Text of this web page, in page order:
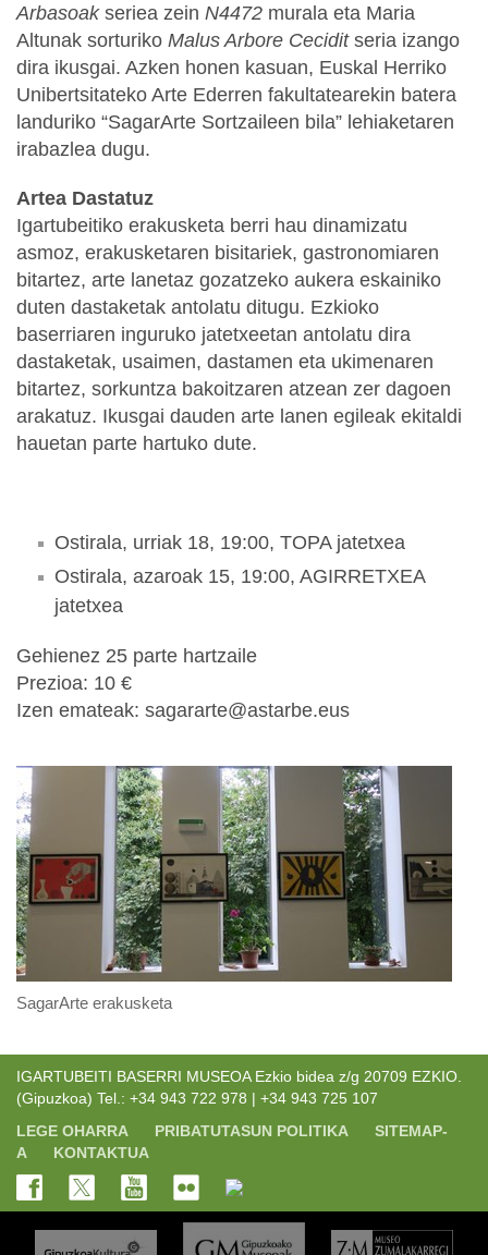
Arbasoakseriea zein N4472 murala eta Maria
Altunak sorturiko Malus Arbore Ceciditseria izango
dira ikusgai. Azken honen kasuan, Euskal Herriko
Unibertsitateko Arte Ederren fakultatearekin batera
landuriko “SagarArte Sortzaileen bila” lehiaketaren
irabazlea dugu.
Artea Dastatuz
Igartubeitiko erakusketa berri hau dinamizatu
asmoz, erakusketaren bisitariek, gastronomiaren
bitartez, arte lanetaz gozatzeko aukera eskainiko
duten dastaketak antolatu ditugu. Ezkioko
baserriaren inguruko jatetxeetan antolatu dira
dastaketak, usaimen, dastamen eta ukimenaren
bitartez, sorkuntza bakoitzaren atzean zer dagoen
arakatuz. Ikusgai dauden arte lanen egileak ekitaldi
hauetan parte hartuko dute.
Ostirala, urriak 18, 19:00, TOPA jatetxea
Ostirala, azaroak 15, 19:00, AGIRRETXEA
jatetxea
Gehienez 25 parte hartzaile
Prezioa: 10 €
Izen emateak: sagararte@astarbe.eus
SagarArte erakusketa
IGARTUBEITI BASERRI MUSEOA Ezkio bidea z/g 20709 EZKIO.
(Gipuzkoa) Tel.: +34 943 722 978 | +34 943 725 107
LEGE OHARRA
PRIBATUTASUN POLITIKA
SITEMAP-
A
KONTAKTUA